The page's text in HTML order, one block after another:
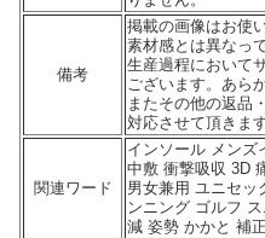
備考
掲載の画像はお使
素材感とは異なっ
生産過程において
ございます。あら
またその他の返品
対応させて頂きます
関連ワード
インソール メンズ
中敷 衝撃吸収 3D
男女兼用 ユニセッ
ンニング ゴルフ
減 姿勢 かかと 補正